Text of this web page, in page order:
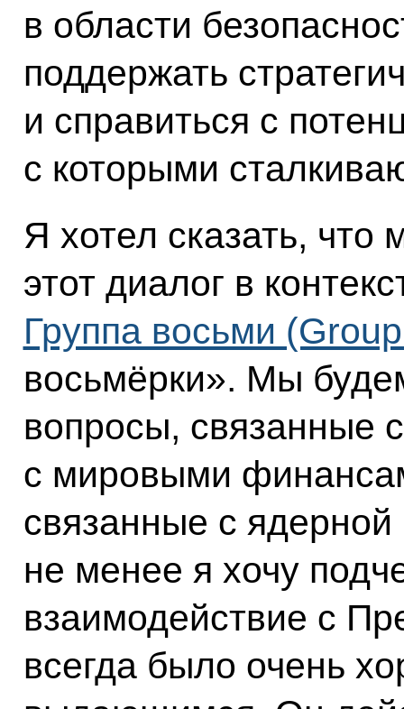
в области
поддержать
и справиться с
с которыми
Я хотел сказать,
этот диалог в
Группа восьми
восьмёрки». Мы
вопросы, связанные
с мировыми
связанные с
не менее я хочу
взаимодействие с
всегда было очень